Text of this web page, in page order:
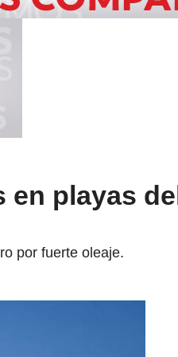
en playas
por fuerte oleaje.